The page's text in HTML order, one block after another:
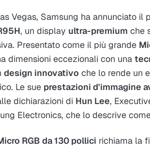
Vegas, Samsung ha annunciato il
, un display ultra-premium che
Presentato come il più grande
dimensioni eccezionali con una
design innovativo che lo rende un
Le sue prestazioni d'immagine
dichiarazioni di Hun Lee,
Electronics, che lo descrive
RGB da 130 pollici richiama la